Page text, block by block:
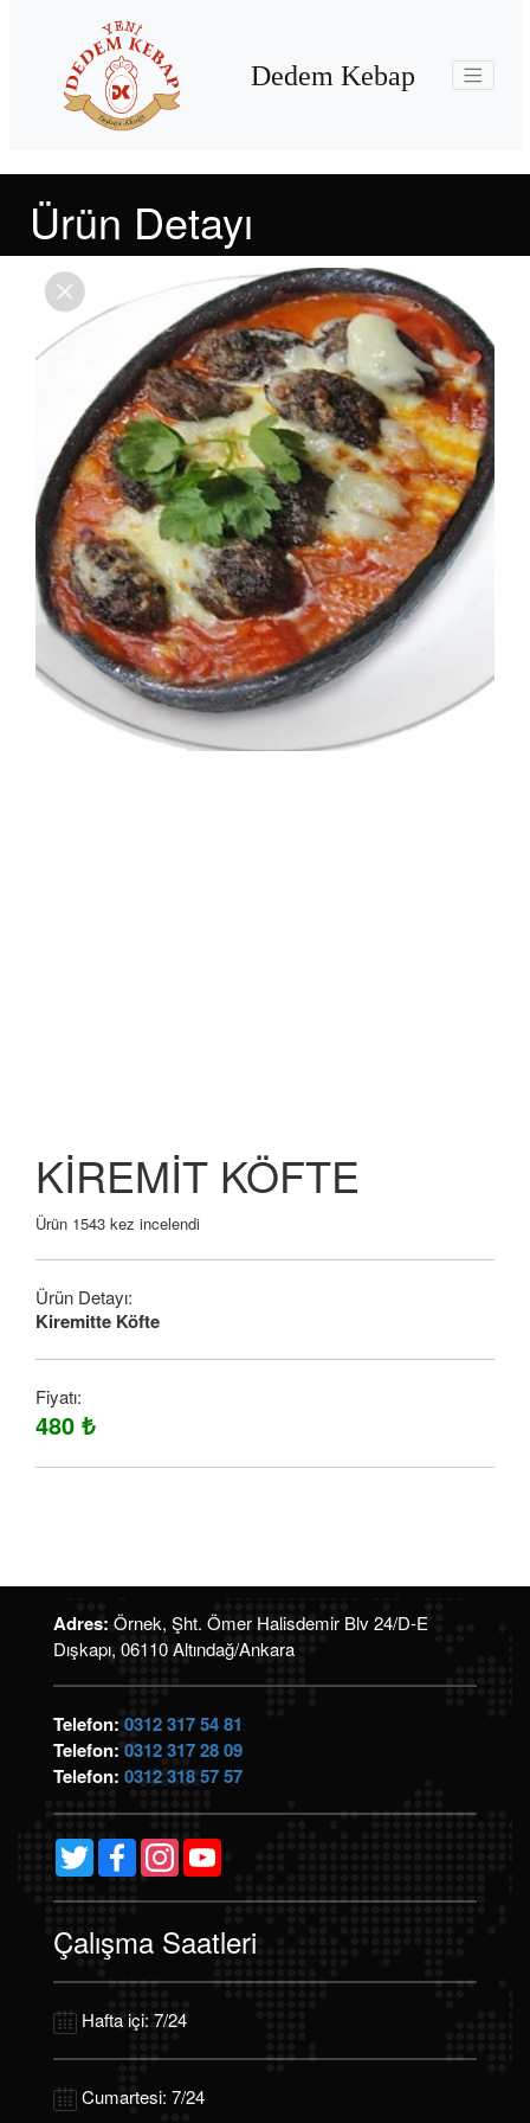
Dedem Kebap
Ürün Detayı
KİREMİT KÖFTE
Ürün 1543 kez incelendi
Ürün Detayı:
Kiremitte Köfte
Fiyatı:
480 ₺
Adres: Örnek, Şht. Ömer Halisdemir Blv 24/D-E
Dışkapı, 06110 Altındağ/Ankara
Telefon: 0312 317 54 81
Telefon: 0312 317 28 09
Telefon: 0312 318 57 57
TwitterFacebookInstagram
Çalışma Saatleri
Hafta içi: 7/24
Cumartesi: 7/24